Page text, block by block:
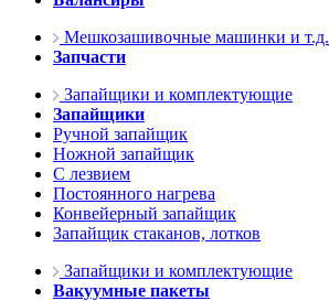
Мешкозашивочные машинки и т.д.
Запчасти
Запайщики и комплектующие
Запайщики
Ручной запайщик
Ножной запайщик
С лезвием
Постоянного нагрева
Конвейерный запайщик
Запайщик стаканов, лотков
Запайщики и комплектующие
Вакуумные пакеты